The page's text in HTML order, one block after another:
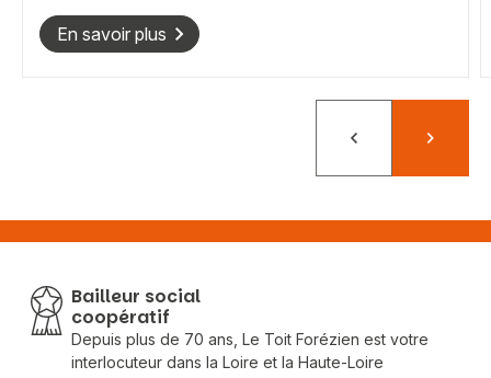
En savoir plus
PrécédentSuivant
Bailleur social
coopératif
Depuis plus de 70 ans, Le Toit Forézien est votre
interlocuteur dans la Loire et la Haute-Loire